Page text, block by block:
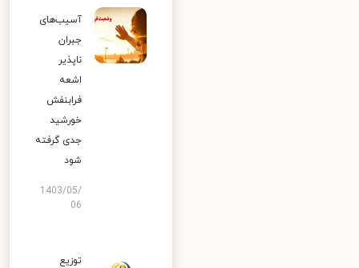
آسیب‌های
جبران
ناپذیر
اشعه
فرابنفش
خورشید
جدی گرفته
شود
1403/05/
06
توزیع